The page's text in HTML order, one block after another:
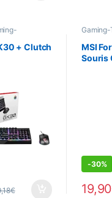
Mäuse
,
,
+ Clutch
€
Mäuse,
MSI
Souris
-30%
19,90